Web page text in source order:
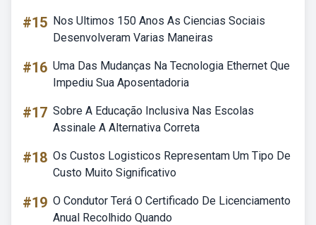
#15 Nos Ultimos 150 Anos As Ciencias Sociais
Desenvolveram Varias Maneiras
#16 Uma Das Mudanças Na Tecnologia Ethernet Que
Impediu Sua Aposentadoria
#17 Sobre A Educação Inclusiva Nas Escolas
Assinale A Alternativa Correta
#18 Os Custos Logisticos Representam Um Tipo De
Custo Muito Significativo
#19 O Condutor Terá O Certificado De Licenciamento
Anual Recolhido Quando